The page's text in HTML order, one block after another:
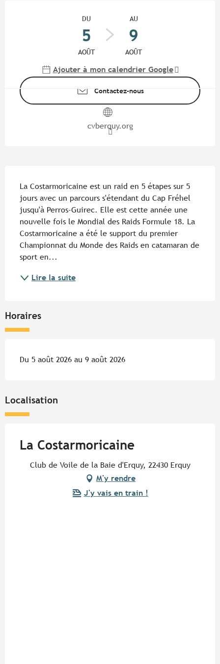
DU
5
AOÛT
AU
9
AOÛT
Ajouter à mon calendrier Google
Contactez-nous
cvberquy.org
La Costarmoricaine est un raid en 5 étapes sur 5
jours avec un parcours s'étendant du Cap Fréhel
jusqu'à Perros-Guirec. Elle est cette année une
nouvelle fois le Mondial des Raids Formule 18. La
Costarmoricaine a été le support du premier
Championnat du Monde des Raids en catamaran de
sport en...
Lire la suite
Horaires
Du 5 août 2026 au 9 août 2026
Localisation
La Costarmoricaine
Club de Voile de la Baie d'Erquy, 22430 Erquy
M'y rendre
J'y vais en train !